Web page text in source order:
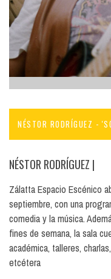
NÉSTOR RODRÍGUEZ -
NÉSTOR RODRÍGUEZ |
Zálatta Espacio Escénico
septiembre, con una
comedia y la música.
fines de semana, la sala
académica, talleres,
etcétera